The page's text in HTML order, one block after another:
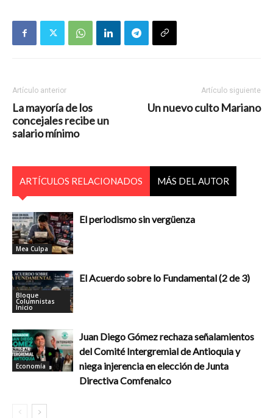
Artículo anterior
La mayoría de los
concejales recibe un
salario mínimo
Artículo siguiente
Un nuevo culto Mariano
ARTÍCULOS RELACIONADOS MÁS DEL AUTOR
Mea Culpa
El periodismo sin vergüenza
Bloque
Columnistas
Inicio
El Acuerdo sobre lo Fundamental (2 de 3)
Economía
Juan Diego Gómez rechaza señalamientos
del Comité Intergremial de Antioquia y
niega injerencia en elección de Junta
Directiva Comfenalco